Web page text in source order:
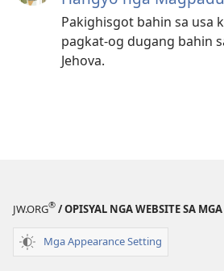
Pakighisgot bahin sa usa
pagkat-og dugang bahin
Jehova.
JW.ORG® / OPISYAL NGA WEBSITE SA
Mga Appearance Setting